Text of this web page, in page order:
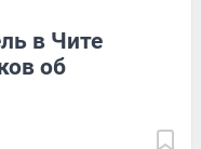
в Чите
об